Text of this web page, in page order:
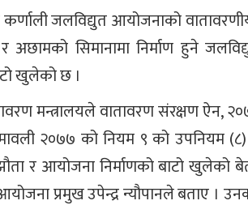
जलविद्युत आयोजनाको
अछामको सिमानामा निर्माण हुने
खुलेको छ ।
मन्त्रालयले वातावरण संरक्षण ऐन,
२०७७ को नियम ९ को उपनियम
र आयोजना निर्माणको बाटो खुलेको
प्रमुख उपेन्द्र न्यौपानले बताए